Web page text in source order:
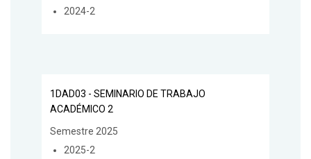
2024-2
1DAD03 - SEMINARIO DE TRABAJO
ACADÉMICO 2
Semestre 2025
2025-2